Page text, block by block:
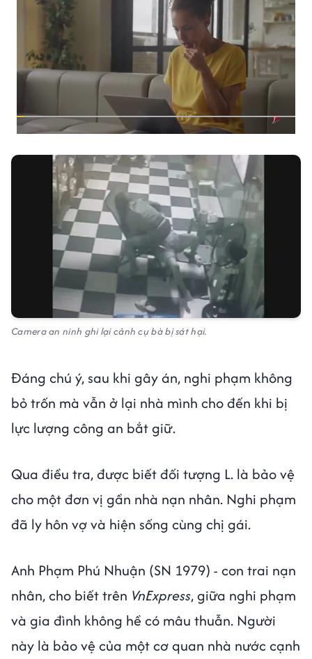
Camera an ninh ghi lại cảnh cụ bà bị sát hại.
Đáng chú ý, sau khi gây án, nghi phạm không
bỏ trốn mà vẫn ở lại nhà mình cho đến khi bị
lực lượng công an bắt giữ.
Qua điều tra, được biết đối tượng L. là bảo vệ
cho một đơn vị gần nhà nạn nhân. Nghi phạm
đã ly hôn vợ và hiện sống cùng chị gái.
Anh Phạm Phú Nhuận (SN 1979) - con trai nạn
nhân, cho biết trên VnExpress, giữa nghi phạm
và gia đình không hề có mâu thuẫn. Người
này là bảo vệ của một cơ quan nhà nước cạnh